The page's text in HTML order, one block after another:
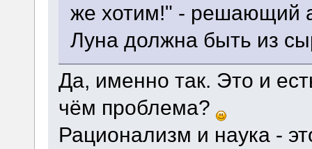
же хотим!" - решающий
Луна должна быть из
Да, именно так. Это и
чём проблема?
Рационализм и наука -